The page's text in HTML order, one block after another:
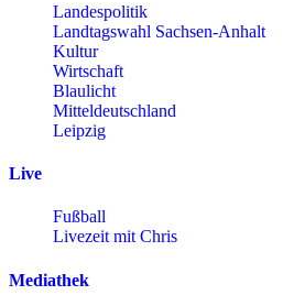
Landespolitik
Landtagswahl Sachsen-Anhalt
Kultur
Wirtschaft
Blaulicht
Mitteldeutschland
Leipzig
Live
Fußball
Livezeit mit Chris
Mediathek